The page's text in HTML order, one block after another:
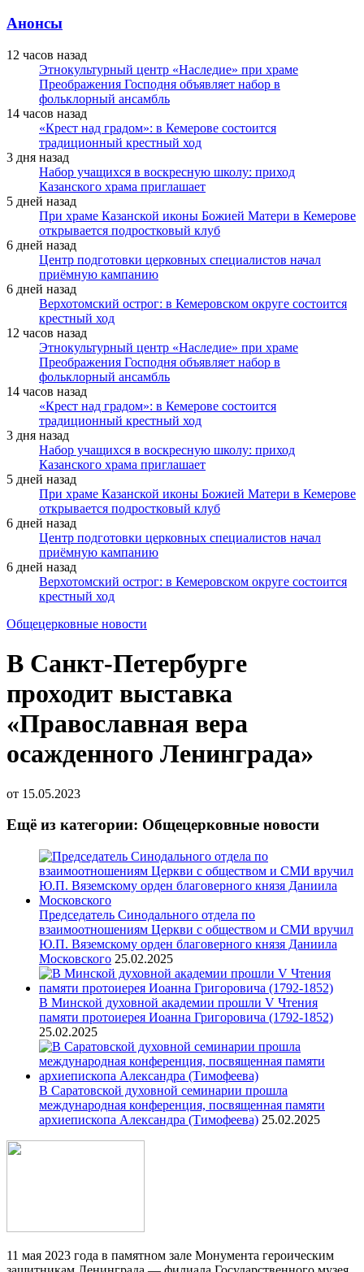
Анонсы
12 часов назад
Этнокультурный центр «Наследие» при храме
Преображения Господня объявляет набор в
фольклорный ансамбль
14 часов назад
«Крест над градом»: в Кемерове состоится
традиционный крестный ход
3 дня назад
Набор учащихся в воскресную школу: приход
Казанского храма приглашает
5 дней назад
При храме Казанской иконы Божией Матери в Кемерове
открывается подростковый клуб
6 дней назад
Центр подготовки церковных специалистов начал
приёмную кампанию
6 дней назад
Верхотомский острог: в Кемеровском округе состоится
крестный ход
12 часов назад
Этнокультурный центр «Наследие» при храме
Преображения Господня объявляет набор в
фольклорный ансамбль
14 часов назад
«Крест над градом»: в Кемерове состоится
традиционный крестный ход
3 дня назад
Набор учащихся в воскресную школу: приход
Казанского храма приглашает
5 дней назад
При храме Казанской иконы Божией Матери в Кемерове
открывается подростковый клуб
6 дней назад
Центр подготовки церковных специалистов начал
приёмную кампанию
6 дней назад
Верхотомский острог: в Кемеровском округе состоится
крестный ход
Общецерковные новости
В Санкт-Петербурге
проходит выставка
«Православная вера
осажденного Ленинграда»
от 15.05.2023
Ещё из категории: Общецерковные новости
Председатель Синодального отдела по
взаимоотношениям Церкви с обществом и СМИ вручил
Ю.П. Вяземскому орден благоверного князя Даниила
Московского 25.02.2025
В Минской духовной академии прошли V Чтения
памяти протоиерея Иоанна Григоровича (1792-1852)
25.02.2025
В Саратовской духовной семинарии прошла
международная конференция, посвященная памяти
архиепископа Александра (Тимофеева) 25.02.2025
11 мая 2023 года в памятном зале Монумента героическим